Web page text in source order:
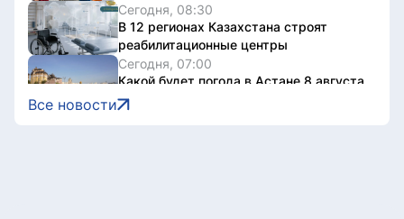
Сегодня, 08:30
В 12 регионах Казахстана строят
реабилитационные центры
Сегодня, 07:00
Какой будет погода в Астане 8 августа
Все новости